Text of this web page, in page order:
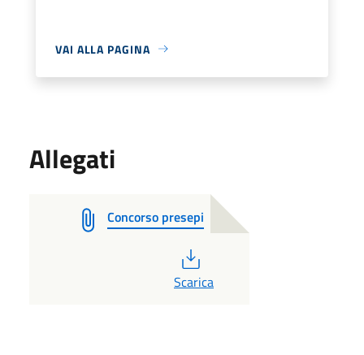
VAI ALLA PAGINA
Allegati
Concorso presepi
Scarica